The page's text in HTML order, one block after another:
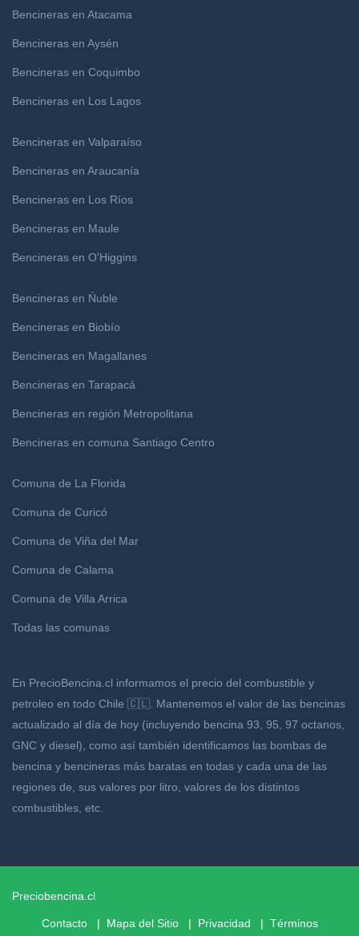
Bencineras en Atacama
Bencineras en Aysén
Bencineras en Coquimbo
Bencineras en Los Lagos
Bencineras en Valparaíso
Bencineras en Araucanía
Bencineras en Los Ríos
Bencineras en Maule
Bencineras en O'Higgins
Bencineras en Ńuble
Bencineras en Biobío
Bencineras en Magallanes
Bencineras en Tarapacá
Bencineras en región Metropolitana
Bencineras en comuna Santiago Centro
Comuna de La Florida
Comuna de Curicó
Comuna de Viña del Mar
Comuna de Calama
Comuna de Villa Arrica
Todas las comunas
En PrecioBencina.cl informamos el precio del combustible y
petroleo en todo Chile 🇨🇱. Mantenemos el valor de las bencinas
actualizado al día de hoy (incluyendo bencina 93, 95, 97 octanos,
GNC y diesel), como así también identificamos las bombas de
bencina y bencineras más baratas en todas y cada una de las
regiones de, sus valores por litro, valores de los distintos
combustibles, etc.
Preciobencina.cl
Contacto| Mapa del Sitio| Privacidad | Términos